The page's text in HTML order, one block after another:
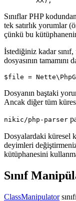
Sınıflar PHP
tek satırlık yorumlar
çünkü bu
İstediğiniz kadar
dosyasının
Dosyanın baştaki
Ancak diğer tüm
nikic/php-parser
Dosyalardaki küresel
deyimleri
kütüphanesini
Sınıf
ClassManipulator